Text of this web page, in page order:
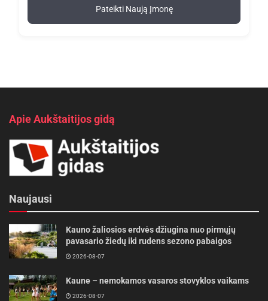
Pateikti Naują Įmonę
Apie Aukštaitijos gidą
Naujausi
Kauno žaliosios erdvės džiugina nuo pirmųjų
pavasario žiedų iki rudens sezono pabaigos
2026-08-07
Kaune – nemokamos vasaros stovyklos vaikams
2026-08-07